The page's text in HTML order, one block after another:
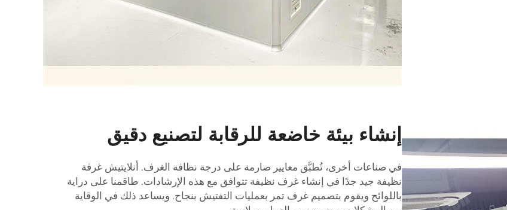
إنشاء بيئة خاضعة للرقابة لتصنيع دقيق
في صناعات أخرى، تُطبَّق معايير صارمة على درجة نظافة الغرف. أنلايتيش غرفة
نظيفة جيد جدًا في إنشاء غرف نظيفة تتوافق مع هذه الإرشادات. طاقمنا على دراية
باللوائح ويقوم بتصميم غرف تمر بعمليات التفتيش بنجاح. ويساعد ذلك في الوقاية